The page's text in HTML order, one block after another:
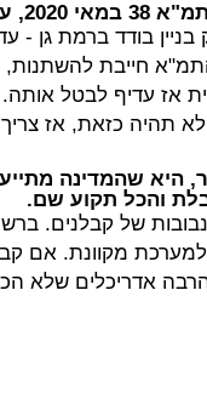
שלה?
לחזק בניין בודד
חייבת להשתנות,
הנוכחית אז עדיף
תהיה כזאת, אז
היא שהמדינה
והכל תקוע שם.
של קבלנים.
מקוונת. אם
אדריכלים שלא